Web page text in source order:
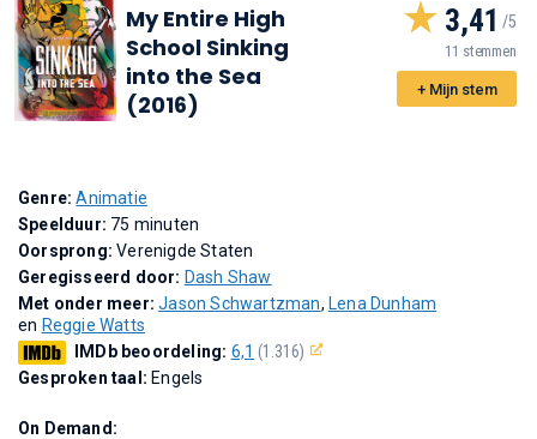
My Entire High
School Sinking
into the Sea
(2016)
3,41
11 stemmen
+ Mijn stem
Genre:Animatie
Speelduur: 75 minuten
Oorsprong:Verenigde Staten
Geregisseerd door: Dash Shaw
Met onder meer:Jason Schwartzman, Lena Dunham
en Reggie Watts
IMDb beoordeling: 6,1 (1.316)
Gesproken taal: Engels
On Demand: